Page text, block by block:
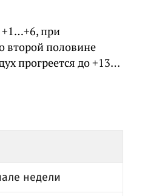
+1…+6, при
второй половине
прогреется до +13…
недели